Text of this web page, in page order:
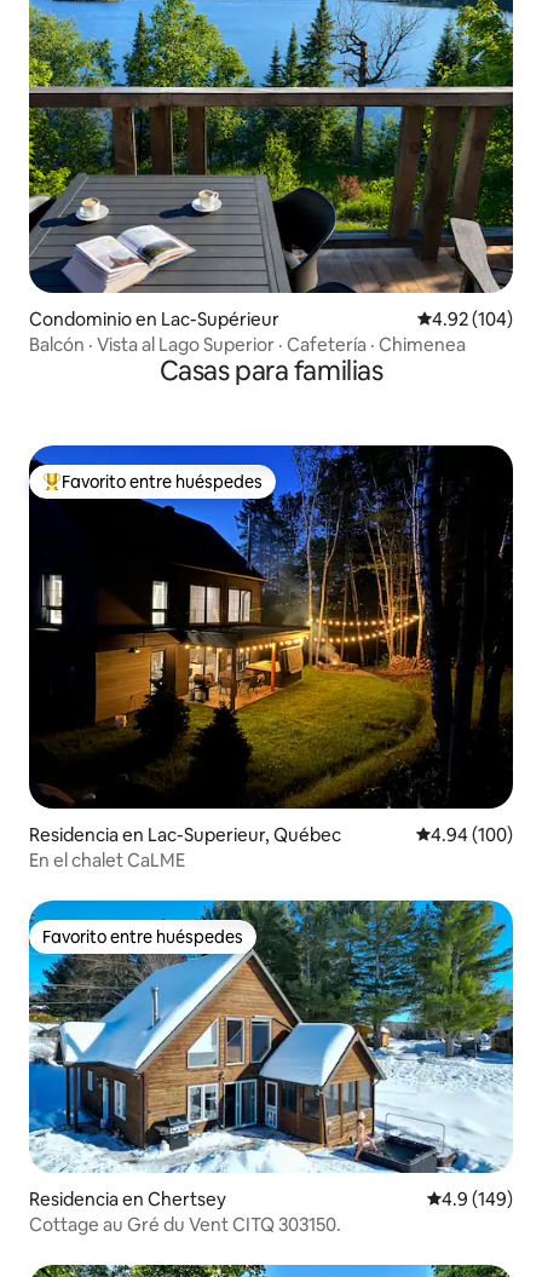
Condominio en Lac-Supérieur Calificación
4.92 (104)
Balcón · Vista al Lago Superior · Cafetería · Chimenea
Casas para familias
De los mejores en Favorito entre huéspedes
Favorito entre huéspedes
Residencia en Lac-Superieur, Québec Calificación
4.94 (100)
En el chalet CaLME
Favorito entre huéspedes
Favorito entre huéspedes
Residencia en Chertsey Calificación
4.9 (149)
Cottage au Gré du Vent CITQ 303150.